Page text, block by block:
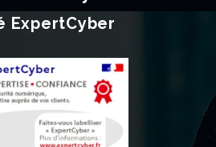
ExpertCyber